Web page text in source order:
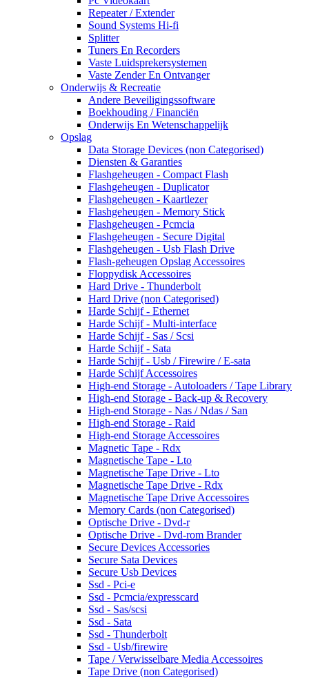
Repeater / Extender
Sound Systems Hi-fi
Splitter
Tuners En Recorders
Vaste Luidsprekersystemen
Vaste Zender En Ontvanger
Onderwijs & Recreatie
Andere Beveiligingssoftware
Boekhouding / Financiën
Onderwijs En Wetenschappelijk
Opslag
Data Storage Devices (non Categorised)
Diensten & Garanties
Flashgeheugen - Compact Flash
Flashgeheugen - Duplicator
Flashgeheugen - Kaartlezer
Flashgeheugen - Memory Stick
Flashgeheugen - Pcmcia
Flashgeheugen - Secure Digital
Flashgeheugen - Usb Flash Drive
Flash-geheugen Opslag Accessoires
Floppydisk Accessoires
Hard Drive - Thunderbolt
Hard Drive (non Categorised)
Harde Schijf - Ethernet
Harde Schijf - Multi-interface
Harde Schijf - Sas / Scsi
Harde Schijf - Sata
Harde Schijf - Usb / Firewire / E-sata
Harde Schijf Accessoires
High-end Storage - Autoloaders / Tape Library
High-end Storage - Back-up & Recovery
High-end Storage - Nas / Ndas / San
High-end Storage - Raid
High-end Storage Accessoires
Magnetic Tape - Rdx
Magnetische Tape - Lto
Magnetische Tape Drive - Lto
Magnetische Tape Drive - Rdx
Magnetische Tape Drive Accessoires
Memory Cards (non Categorised)
Optische Drive - Dvd-r
Optische Drive - Dvd-rom Brander
Secure Devices Accessories
Secure Sata Devices
Secure Usb Devices
Ssd - Pci-e
Ssd - Pcmcia/expresscard
Ssd - Sas/scsi
Ssd - Sata
Ssd - Thunderbolt
Ssd - Usb/firewire
Tape / Verwisselbare Media Accessoires
Tape Drive (non Categorised)